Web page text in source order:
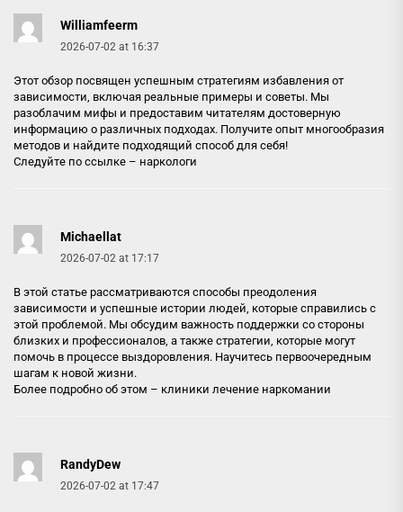
Williamfeerm
2026-07-02 at 16:37
Этот обзор посвящен успешным стратегиям избавления от
зависимости, включая реальные примеры и советы. Мы
разоблачим мифы и предоставим читателям достоверную
информацию о различных подходах. Получите опыт многообразия
методов и найдите подходящий способ для себя!
Следуйте по ссылке – наркологи
Michaellat
2026-07-02 at 17:17
В этой статье рассматриваются способы преодоления
зависимости и успешные истории людей, которые справились с
этой проблемой. Мы обсудим важность поддержки со стороны
близких и профессионалов, а также стратегии, которые могут
помочь в процессе выздоровления. Научитесь первоочередным
шагам к новой жизни.
Более подробно об этом – клиники лечение наркомании
RandyDew
2026-07-02 at 17:47